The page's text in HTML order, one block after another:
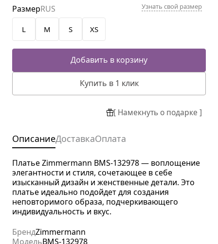
L M S XS
РазмерRUS Узнать свой размер
Добавить в корзину
Купить в 1 клик
[ Намекнуть о подарке ]
ОписаниеДоставкаОплата
Платье Zimmermann BMS-132978 — воплощение
элегантности и стиля, сочетающее в себе
изысканный дизайн и женственные детали. Это
платье идеально подойдет для создания
неповторимого образа, подчеркивающего
индивидуальность и вкус.
БрендZimmermann
МодельBMS-132978